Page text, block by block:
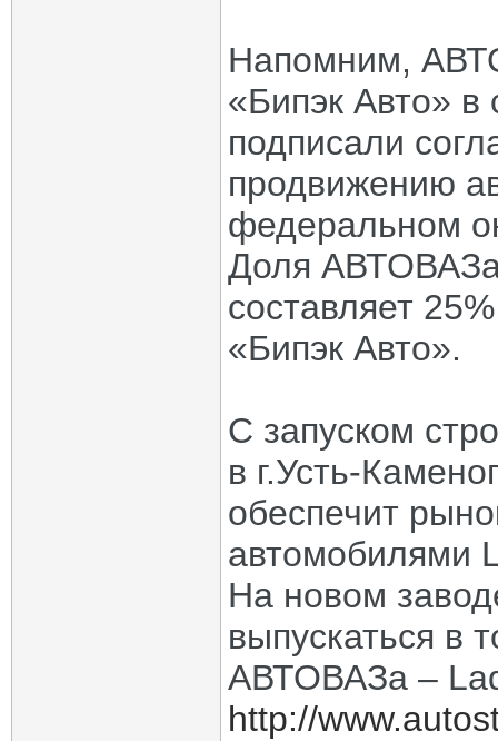
Напомним,
«Бипэк Авто» в
подписали
продвижению
федеральном
Доля АВТОВАЗа
составляет
«Бипэк Авто».
С запуском
в г.Усть-
обеспечит
автомобилями
На новом
выпускаться в
АВТОВАЗа –
http://